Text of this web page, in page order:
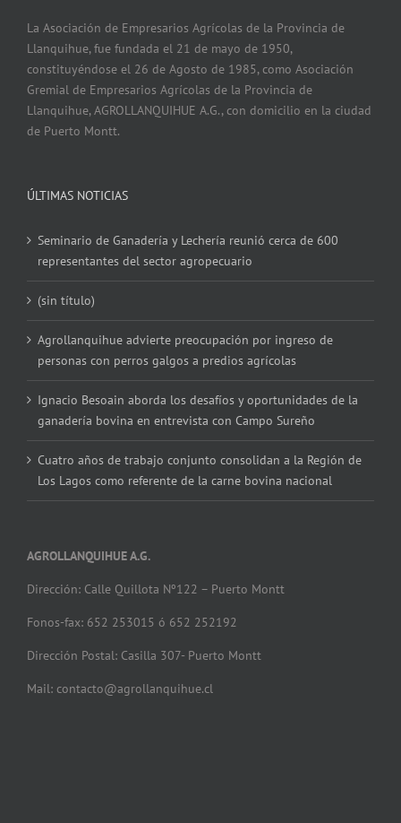
La Asociación de Empresarios Agrícolas de la Provincia de
Llanquihue, fue fundada el 21 de mayo de 1950,
constituyéndose el 26 de Agosto de 1985, como Asociación
Gremial de Empresarios Agrícolas de la Provincia de
Llanquihue, AGROLLANQUIHUE A.G., con domicilio en la ciudad
de Puerto Montt.
ÚLTIMAS NOTICIAS
Seminario de Ganadería y Lechería reunió cerca de 600
representantes del sector agropecuario
(sin título)
Agrollanquihue advierte preocupación por ingreso de
personas con perros galgos a predios agrícolas
Ignacio Besoain aborda los desafíos y oportunidades de la
ganadería bovina en entrevista con Campo Sureño
Cuatro años de trabajo conjunto consolidan a la Región de
Los Lagos como referente de la carne bovina nacional
AGROLLANQUIHUE A.G.
Dirección: Calle Quillota Nº122 – Puerto Montt
Fonos-fax: 652 253015 ó 652 252192
Dirección Postal: Casilla 307- Puerto Montt
Mail: contacto@agrollanquihue.cl